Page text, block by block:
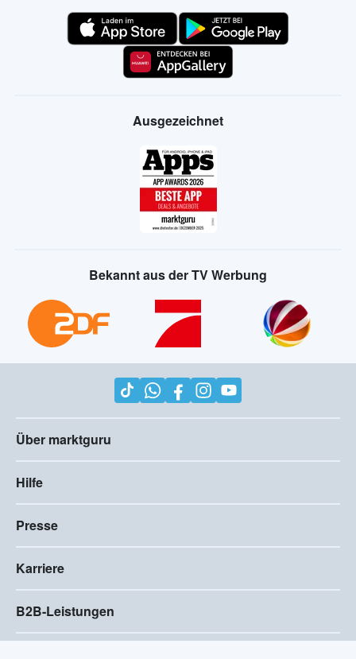
Ausgezeichnet
Bekannt aus der TV Werbung
Über marktguru
Hilfe
Presse
Karriere
B2B-Leistungen